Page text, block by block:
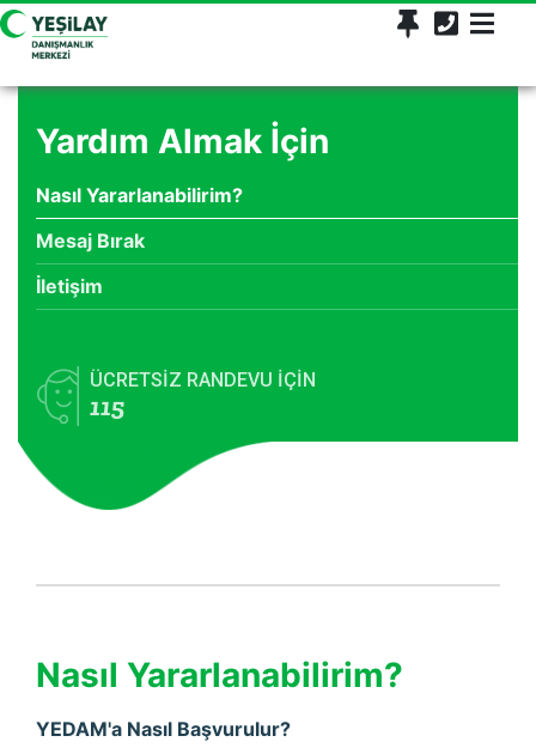
Yardım Almak İçin
Nasıl Yararlanabilirim?
Mesaj Bırak
İletişim
ÜCRETSİZ RANDEVU İÇİN
115
Nasıl Yararlanabilirim?
YEDAM'a Nasıl Başvurulur?